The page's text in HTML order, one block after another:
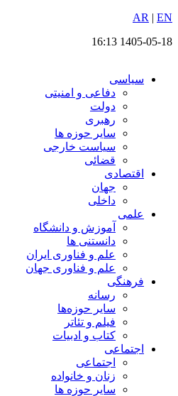
پرش
محتوا
AR | EN
1405-05-18 16:13
سیاسی
دفاعی و امنیتی
دولت
رهبری
سایر حوزه ها
سیاست خارجی
قضائی
اقتصادی
جهان
داخلی
علمی
آموزش و دانشگاه
دانستنی ها
علم و فناوری ایران
علم و فناوری جهان
فرهنگی
رسانه
سایر حوزه‌ها
فیلم و تئاتر
کتاب و ادبیات
اجتماعی
اجتماعی
زنان و خانواده
سایر حوزه ها